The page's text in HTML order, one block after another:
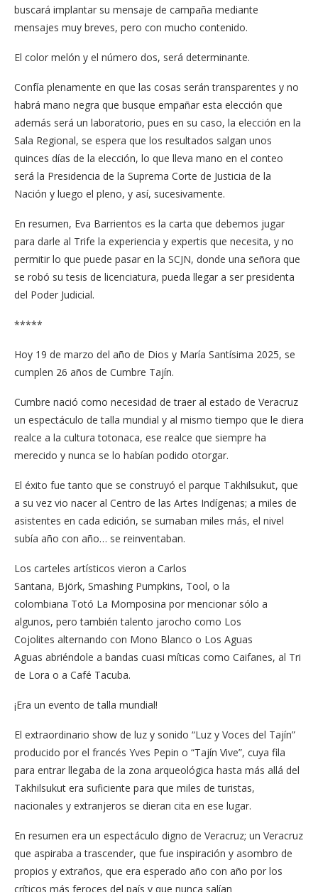
buscará implantar su mensaje de campaña mediante
mensajes muy breves, pero con mucho contenido.
El color melón y el número dos, será determinante.
Confía plenamente en que las cosas serán transparentes y no
habrá mano negra que busque empañar esta elección que
además será un laboratorio, pues en su caso, la elección en la
Sala Regional, se espera que los resultados salgan unos
quinces días de la elección, lo que lleva mano en el conteo
será la Presidencia de la Suprema Corte de Justicia de la
Nación y luego el pleno, y así, sucesivamente.
En resumen, Eva Barrientos es la carta que debemos jugar
para darle al Trife la experiencia y expertis que necesita, y no
permitir lo que puede pasar en la SCJN, donde una señora que
se robó su tesis de licenciatura, pueda llegar a ser presidenta
del Poder Judicial.
*****
Hoy 19 de marzo del año de Dios y María Santísima 2025, se
cumplen 26 años de Cumbre Tajín.
Cumbre nació como necesidad de traer al estado de Veracruz
un espectáculo de talla mundial y al mismo tiempo que le diera
realce a la cultura totonaca, ese realce que siempre ha
merecido y nunca se lo habían podido otorgar.
El éxito fue tanto que se construyó el parque Takhilsukut, que
a su vez vio nacer al Centro de las Artes Indígenas; a miles de
asistentes en cada edición, se sumaban miles más, el nivel
subía año con año… se reinventaban.
Los carteles artísticos vieron a Carlos
Santana, Björk, Smashing Pumpkins, Tool, o la
colombiana Totó La Momposina por mencionar sólo a
algunos, pero también talento jarocho como Los
Cojolites alternando con Mono Blanco o Los Aguas
Aguas abriéndole a bandas cuasi míticas como Caifanes, al Tri
de Lora o a Café Tacuba.
¡Era un evento de talla mundial!
El extraordinario show de luz y sonido “Luz y Voces del Tajín”
producido por el francés Yves Pepin o “Tajín Vive”, cuya fila
para entrar llegaba de la zona arqueológica hasta más allá del
Takhilsukut era suficiente para que miles de turistas,
nacionales y extranjeros se dieran cita en ese lugar.
En resumen era un espectáculo digno de Veracruz; un Veracruz
que aspiraba a trascender, que fue inspiración y asombro de
propios y extraños, que era esperado año con año por los
críticos más feroces del país y que nunca salían